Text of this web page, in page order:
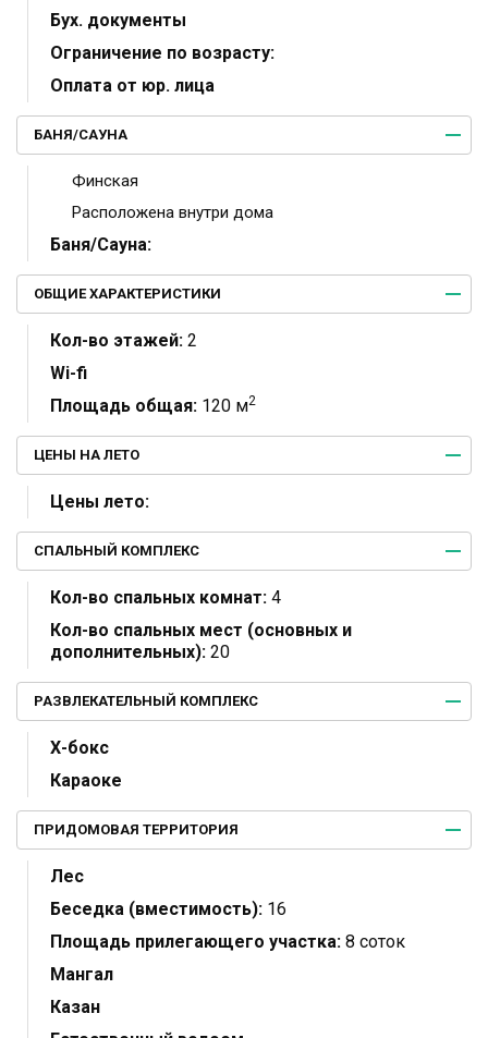
Бух. документы
Ограничение по возрасту:
Оплата от юр. лица
БАНЯ/САУНА
Финская
Расположена внутри дома
Баня/Сауна:
ОБЩИЕ ХАРАКТЕРИСТИКИ
Кол-во этажей: 2
Wi-fi
Площадь общая: 120 м2
ЦЕНЫ НА ЛЕТО
Цены лето:
СПАЛЬНЫЙ КОМПЛЕКС
Кол-во спальных комнат: 4
Кол-во спальных мест (основных и
дополнительных): 20
РАЗВЛЕКАТЕЛЬНЫЙ КОМПЛЕКС
Х-бокс
Караоке
ПРИДОМОВАЯ ТЕРРИТОРИЯ
Лес
Беседка (вместимость): 16
Площадь прилегающего участка: 8 соток
Мангал
Казан